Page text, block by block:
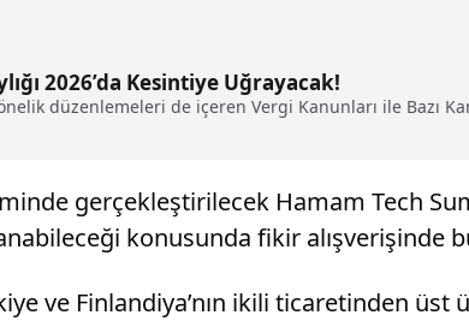
2026’da Kesintiye Uğrayacak!
düzenlemeleri de içeren Vergi Kanunları ile Bazı
gerçekleştirilecek Hamam Tech
konusunda fikir alışverişinde
ve Finlandiya’nın ikili ticaretinden